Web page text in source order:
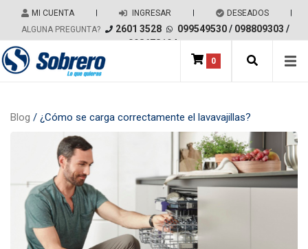
MI CUENTA | INGRESAR | DESEADOS |
ALGUNA PREGUNTA? 2601 3528 099549530/ 098809303 /
098678194
Salir del contenido
Main Navigation 0
Blog / ¿Cómo se carga correctamente el lavavajillas?